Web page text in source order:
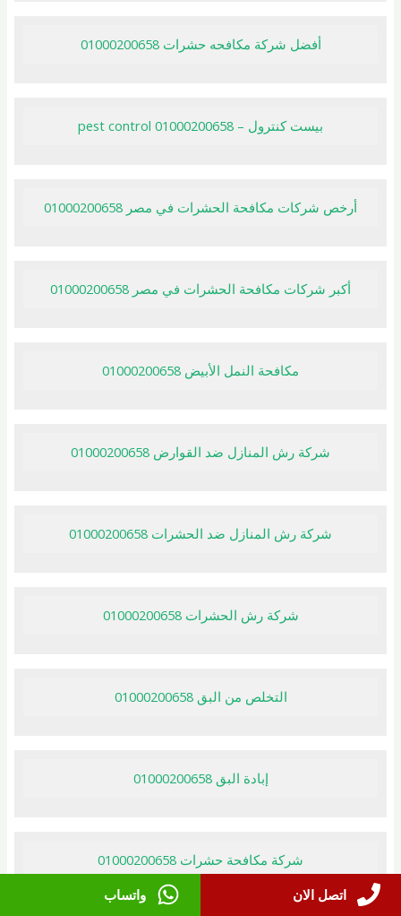
أفضل شركة مكافحه حشرات 01000200658
بيست كنترول – pest control 01000200658
أرخص شركات مكافحة الحشرات في مصر 01000200658
أكبر شركات مكافحة الحشرات في مصر 01000200658
مكافحة النمل الأبيض 01000200658
شركة رش المنازل ضد القوارض 01000200658
شركة رش المنازل ضد الحشرات 01000200658
شركة رش الحشرات 01000200658
التخلص من البق 01000200658
إبادة البق 01000200658
شركة مكافحة حشرات 01000200658
اتصل الان
واتساب